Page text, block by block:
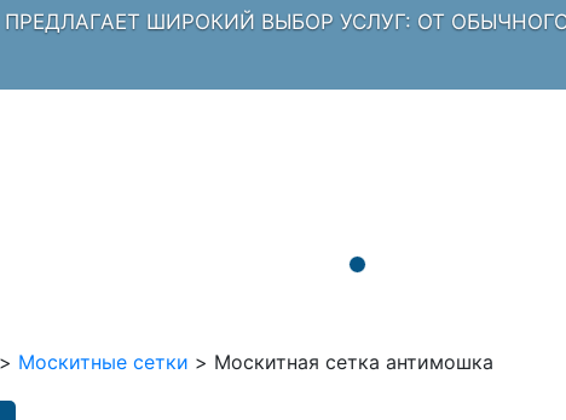
ШИРОКИЙ ВЫБОР УСЛУГ: ОТ
> Москитные сетки > Москитная сетка антимошка